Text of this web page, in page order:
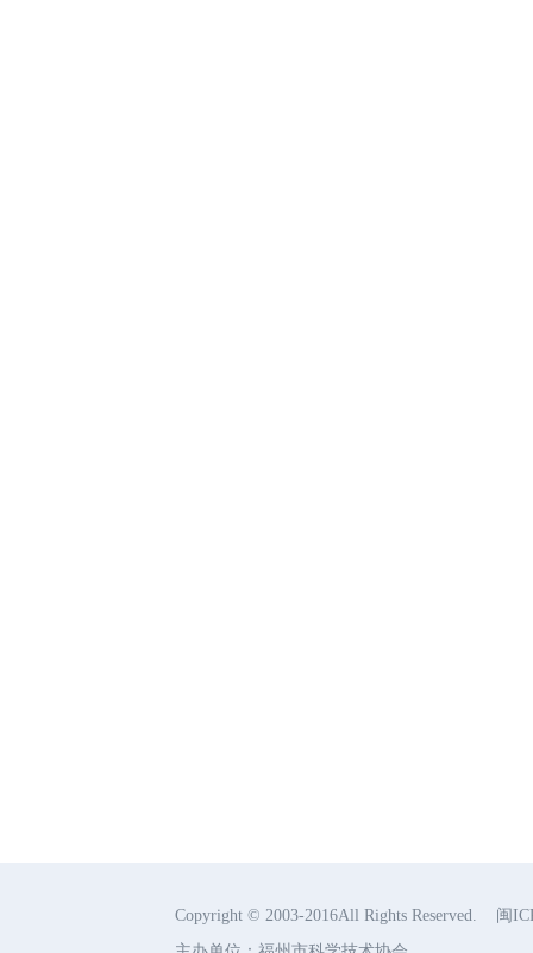
Copyright © 2003-2016All Rights Reserved. 闽